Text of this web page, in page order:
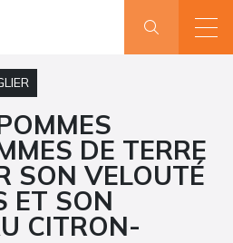
DE TERRE
SON VELOUTÉ
ET SON
CITRON-